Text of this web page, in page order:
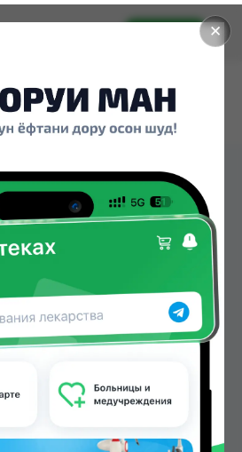
✕
Установить
LS
L
L можно купить или
Нишон №1 по цене от 250.00
городах Таджикистана